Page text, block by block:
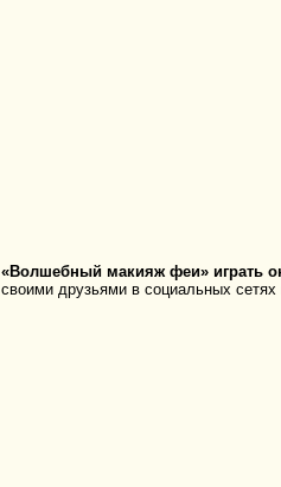
«Волшебный макияж феи» играть
своими друзьями в социальных сетях